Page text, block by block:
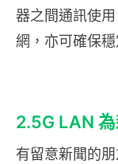
器之間通訊使
網，亦可確保
2.5G LAN
有留意新聞的